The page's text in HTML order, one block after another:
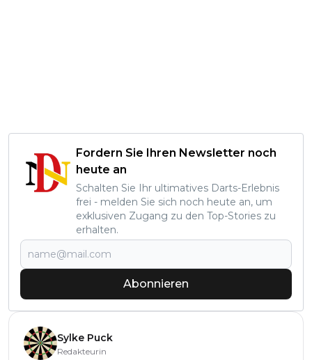
Fordern Sie Ihren Newsletter noch
heute an
Schalten Sie Ihr ultimatives Darts-Erlebnis
frei - melden Sie sich noch heute an, um
exklusiven Zugang zu den Top-Stories zu
erhalten.
Abonnieren
Sylke Puck
Redakteurin